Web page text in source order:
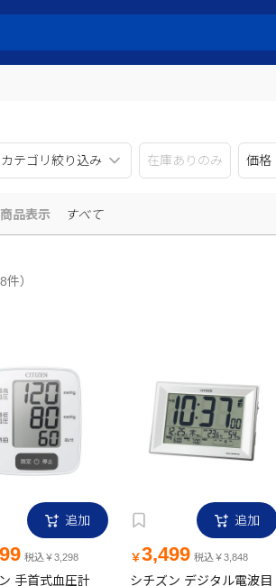
カテゴリ絞り込み
在庫ありのみ 価格
品表示 すべて
件）
追加
税込￥3,298
手首式血圧計
追加
￥3,499 税込￥3,848
シチズン デジタル電波目